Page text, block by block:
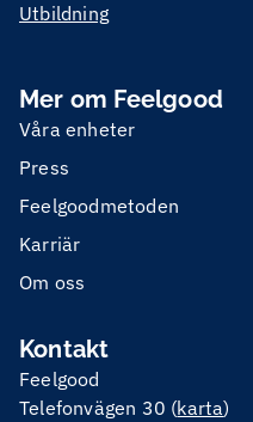
Utbildning
Mer om Feelgood
Våra enheter
Press
Feelgoodmetoden
Karriär
Om oss
Kontakt
Feelgood
Telefonvägen 30 (karta)